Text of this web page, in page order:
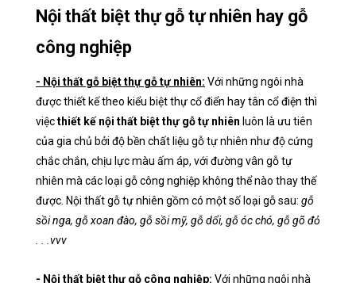
Nội thất biệt thự gỗ tự nhiên hay gỗ
công nghiệp
- Nội thất gỗ biệt thự gỗ tự nhiên: Với những ngôi nhà
được thiết kế theo kiểu biệt thự cổ điển hay tân cổ điện thì
việcthiết kế nội thất biệt thự gỗ tự nhiên luôn là ưu tiên
của gia chủ bởi độ bền chất liệu gỗ tự nhiên như độ cứng
chắc chắn, chịu lực màu ấm áp, với đường vân gỗ tự
nhiên mà các loại gỗ công nghiệp không thể nào thay thế
được. Nội thất gỗ tự nhiên gồm có một số loại gỗ sau: gỗ
sồi nga, gỗ xoan đào, gỗ sồi mỹ, gỗ dổi, gỗ óc chó, gỗ gõ đỏ
. . .vvv
- Nội thất biệt thự gỗ công nghiệp: Với những ngôi nhà